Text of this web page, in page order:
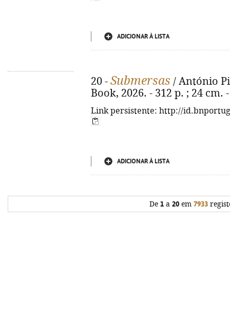
ADICIONAR À LISTA
20 - Submersas / António
Book, 2026. - 312 p. ; 24 cm.
Link persistente: http://
ADICIONAR À LISTA
De 1a 20em 7933